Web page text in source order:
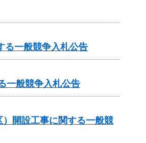
一般競争入札公告
一般競争入札公告
）開設工事に関する一般競